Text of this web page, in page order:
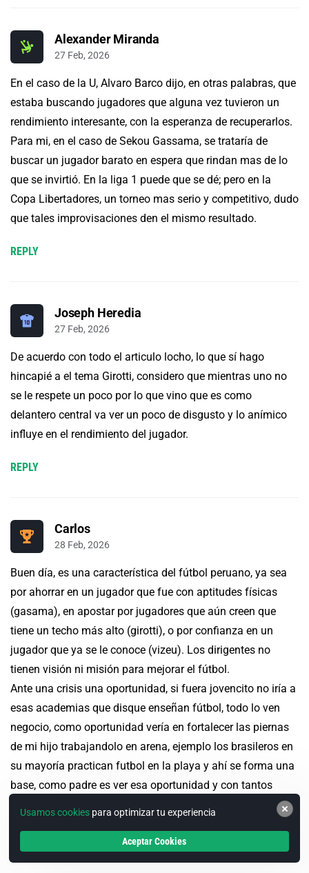
Alexander Miranda
27 Feb, 2026
En el caso de la U, Alvaro Barco dijo, en otras palabras, que
estaba buscando jugadores que alguna vez tuvieron un
rendimiento interesante, con la esperanza de recuperarlos.
Para mi, en el caso de Sekou Gassama, se trataría de
buscar un jugador barato en espera que rindan mas de lo
que se invirtió. En la liga 1 puede que se dé; pero en la
Copa Libertadores, un torneo mas serio y competitivo, dudo
que tales improvisaciones den el mismo resultado.
REPLY
Joseph Heredia
27 Feb, 2026
De acuerdo con todo el articulo locho, lo que sí hago
hincapié a el tema Girotti, considero que mientras uno no
se le respete un poco por lo que vino que es como
delantero central va ver un poco de disgusto y lo anímico
influye en el rendimiento del jugador.
REPLY
Carlos
28 Feb, 2026
Buen día, es una característica del fútbol peruano, ya sea
por ahorrar en un jugador que fue con aptitudes físicas
(gasama), en apostar por jugadores que aún creen que
tiene un techo más alto (girotti), o por confianza en un
jugador que ya se le conoce (vizeu). Los dirigentes no
tienen visión ni misión para mejorar el fútbol.
Ante una crisis una oportunidad, si fuera jovencito no iría a
esas academias que disque enseñan fútbol, todo lo ven
negocio, como oportunidad vería en fortalecer las piernas
de mi hijo trabajandolo en arena, ejemplo los brasileros en
su mayoría practican futbol en la playa y ahí se forma una
base, como padre es ver esa oportunidad y con tantos
Usamos cookies para optimizar tu experiencia
Aceptar Cookies